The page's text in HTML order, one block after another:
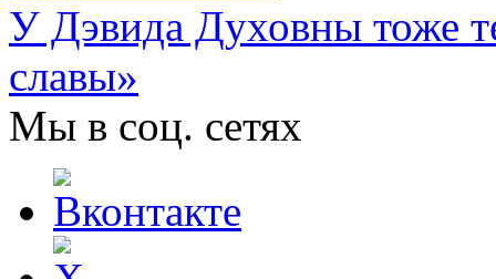
У Дэвида Духовны тоже
славы»
Мы в соц. сетях